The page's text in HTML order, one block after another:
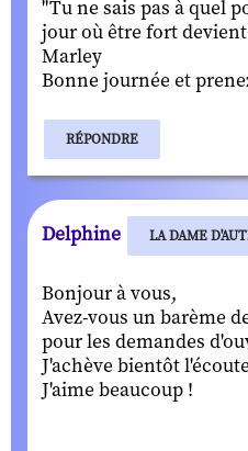
"Tu ne sais pas à quel
jour où être fort
Marley
Bonne journée et
RÉPONDRE
Delphine LA DAME
Bonjour à vous,
Avez-vous un barème
pour les demandes
J'achève bientôt
J'aime beaucoup !